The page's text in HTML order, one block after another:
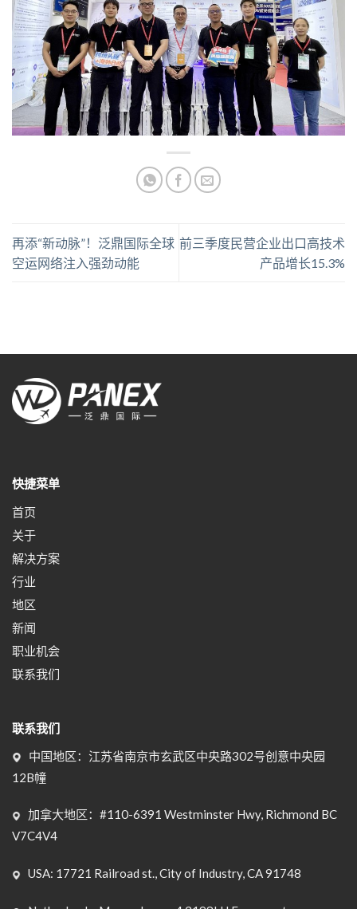
再添“新动脉”！泛鼎国际全球
空运网络注入强劲动能
前三季度民营企业出口高技术
产品增长15.3%
快捷菜单
首页
关于
解决方案
行业
地区
新闻
职业机会
联系我们
联系我们
中国地区：江苏省南京市玄武区中央路302号创意中央园
12B幢
加拿大地区：#110-6391 Westminster Hwy, Richmond BC
V7C4V4
USA: 17721 Railroad st., City of Industry, CA 91748